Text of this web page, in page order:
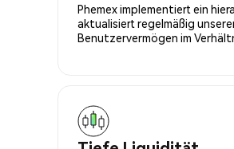
Phemex implementiert ein
aktualisiert regelmäßig
Benutzervermögen im